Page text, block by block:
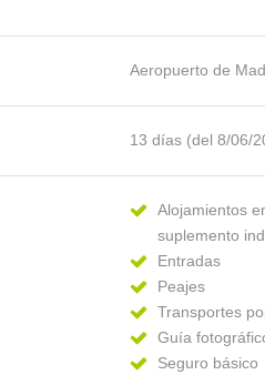
Aeropuerto de
13 días (del 8/06/
Alojamientos
suplemento
Entradas
Peajes
Transportes
Guía
Seguro básico